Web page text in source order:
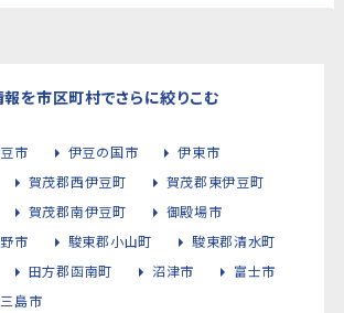
を市区町村でさらに絞りこむ
市 伊豆の国市
伊東市
賀茂郡西伊豆町
賀茂郡東伊豆町
賀茂郡南伊豆町
御殿場市
市 駿東郡小山町
駿東郡清水町
田方郡函南町 沼津市
富士市
三島市